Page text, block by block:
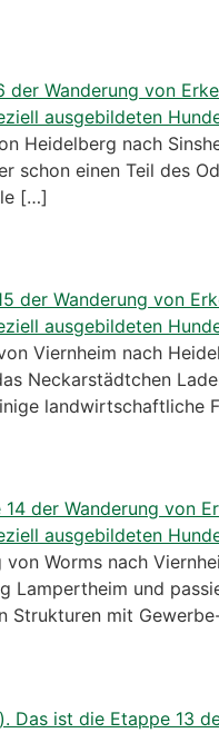
Heidelberg nach
schon einen Teil des
[…]
Viernheim nach
Neckarstädtchen
landwirtschaftliche
Worms nach
Lampertheim und
Strukturen mit